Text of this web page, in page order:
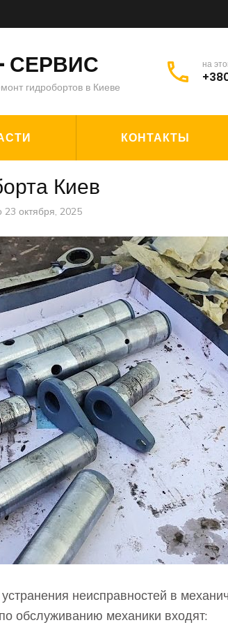
СЕРВИС
гидробортов в Киеве
на
КОНТАКТЫ
Киев
23 октября, 2025
неисправностей в
обслуживанию механики входят: